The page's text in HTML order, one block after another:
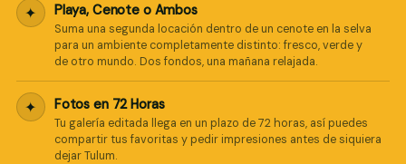
✦ Playa, Cenote o Ambos
Suma una segunda locación dentro de un cenote en la selva
para un ambiente completamente distinto: fresco, verde y
de otro mundo. Dos fondos, una mañana relajada.
✦ Fotos en 72 Horas
Tu galería editada llega en un plazo de 72 horas, así puedes
compartir tus favoritas y pedir impresiones antes de siquiera
dejar Tulum.